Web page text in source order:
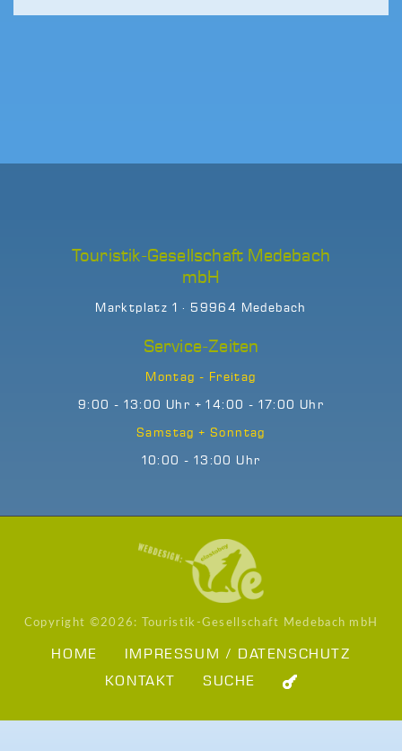
Touristik-Gesellschaft Medebach
mbH
Marktplatz 1 · 59964 Medebach
Service-Zeiten
Montag - Freitag
9:00 - 13:00 Uhr + 14:00 - 17:00 Uhr
Samstag + Sonntag
10:00 - 13:00 Uhr
Copyright ©2026: Touristik-Gesellschaft Medebach mbH
HOME
IMPRESSUM / DATENSCHUTZ
KONTAKT
SUCHE